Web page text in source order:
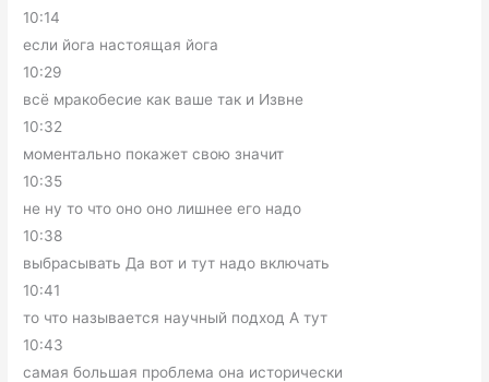
10:14
если йога настоящая йога
10:29
всё мракобесие как ваше так и Извне
10:32
моментально покажет свою значит
10:35
не ну то что оно оно лишнее его надо
10:38
выбрасывать Да вот и тут надо включать
10:41
то что называется научный подход А тут
10:43
самая большая проблема она исторически